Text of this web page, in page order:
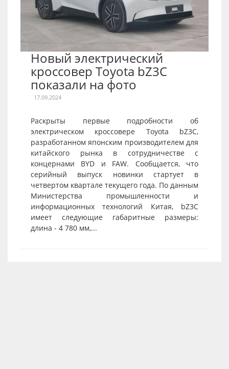
Новый электрический
кроссовер Toyota bZ3C
показали на фото
17.09.2024
Раскрыты первые подробности об
электрическом кроссовере Toyota bZ3C,
разработанном японским производителем для
китайского рынка в сотрудничестве с
концернами BYD и FAW. Сообщается, что
серийный выпуск новинки стартует в
четвертом квартале текущего года. По данным
Министерства промышленности и
информационных технологий Китая, bZ3C
имеет следующие габаритные размеры:
длина - 4 780 мм,...